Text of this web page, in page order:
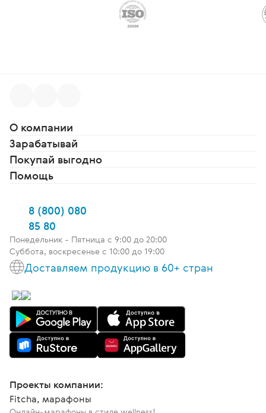
О компании
Зарабатывай
Покупай выгодно
Помощь
8 (800) 080
85 80
Понедельник - Пятница c 9:00 до 20:00
Суббота, воскресенье с 10:00 до 19:00
Доставляем продукцию в 60+ стран
Проекты компании:
Fitcha, марафоны